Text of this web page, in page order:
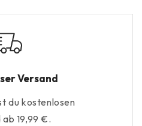
Versand
du kostenlosen
19,99 €.